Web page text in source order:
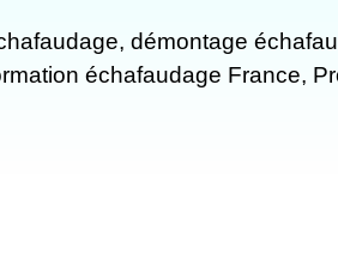
démontage
échafaudage France,